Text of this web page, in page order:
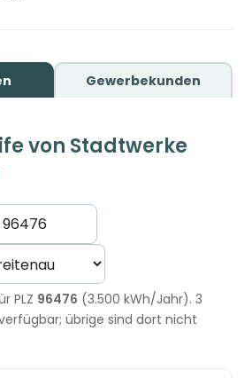
Gewerbekunden
von Stadtwerke
PLZ 96476 (3.500 kWh/Jahr). 3
übrige sind dort nicht